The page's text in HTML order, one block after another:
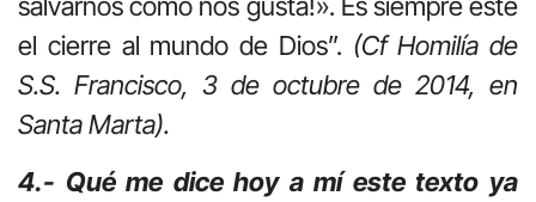
salvarnos como nos gusta!». Es siempre este
el cierre al mundo de Dios”. (Cf Homilía de
S.S. Francisco, 3 de octubre de 2014, en
Santa Marta).
4.- Qué me dice hoy a mí este texto ya